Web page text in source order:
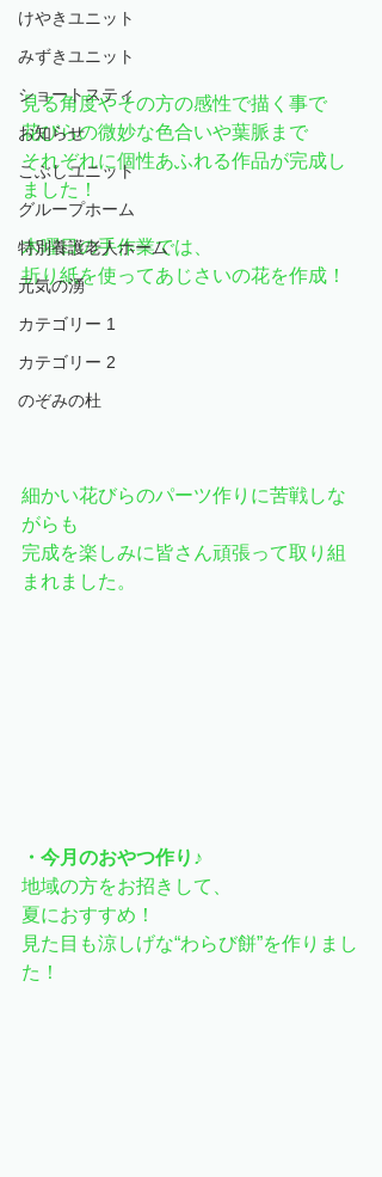
けやきユニット
みずきユニット
ショートスティ
お知らせ
こぶしユニット
グループホーム
特別養護老人ホーム
元気の湧
カテゴリー 1
カテゴリー 2
のぞみの杜
見る角度やその方の感性で描く事で
花びらの微妙な色合いや葉脈まで
それぞれに個性あふれる作品が完成し
ました！
木曜日の手作業では、
折り紙を使ってあじさいの花を作成！
細かい花びらのパーツ作りに苦戦しな
がらも
完成を楽しみに皆さん頑張って取り組
まれました。
・今月のおやつ作り♪
地域の方をお招きして、
夏におすすめ！
見た目も涼しげな“わらび餅”を作りまし
た！